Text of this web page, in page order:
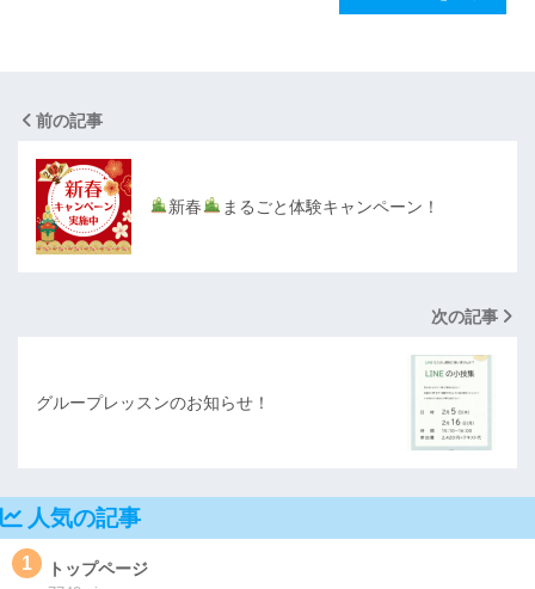
前の記事
新春 まるごと体験キャンペーン！
次の記事
グループレッスンのお知らせ！
人気の記事
1 トップページ